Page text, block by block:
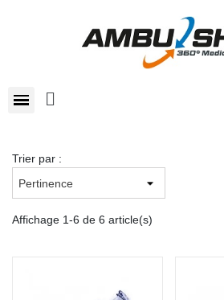
Trier par :
Affichage 1-6 de 6 article(s)